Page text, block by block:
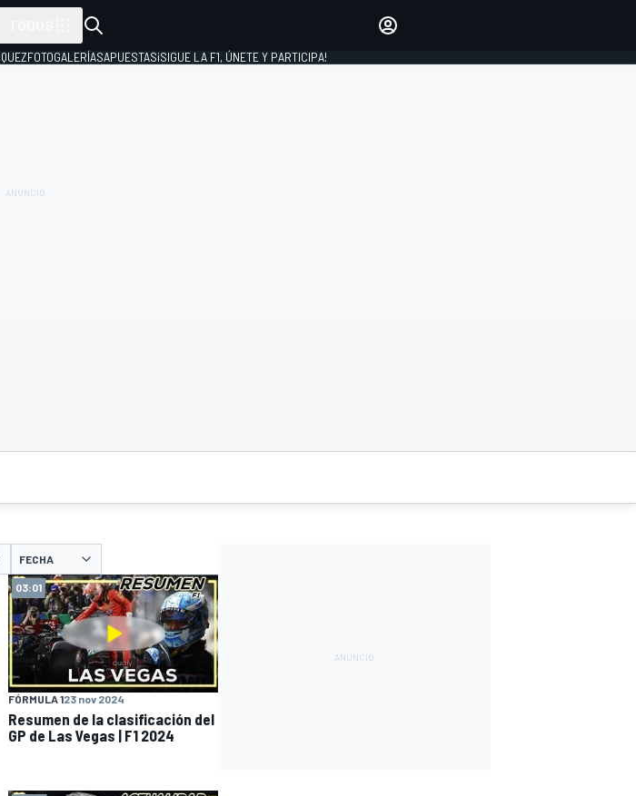
FOTOGALERÍASAPUESTAS¡SIGUE LA F1, ÚNETE Y PARTICIPA!
FECHA
03:01
FÓRMULA 123 nov 2024
Resumen de la clasificación del
GP de Las Vegas | F1 2024